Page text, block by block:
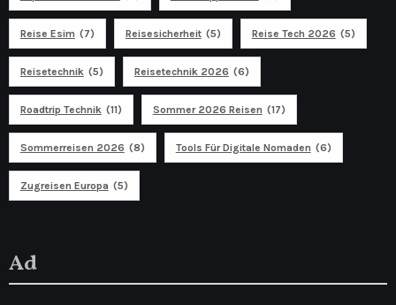
Reise Esim (7) Reisesicherheit (5) Reise Tech 2026 (5)
Reisetechnik (5) Reisetechnik 2026 (6)
Roadtrip Technik (11) Sommer 2026 Reisen (17)
Sommerreisen 2026 (8) Tools Für Digitale Nomaden (6)
Zugreisen Europa (5)
Ad